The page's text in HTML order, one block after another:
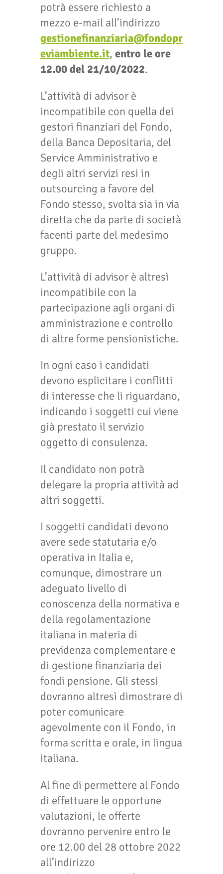
potrà essere richiesto a
mezzo e-mail all’indirizzo
gestionefinanziaria@fondopr
eviambiente.it, entro le ore
12.00 del 21/10/2022.
L’attività di advisor è
incompatibile con quella dei
gestori finanziari del Fondo,
della Banca Depositaria, del
Service Amministrativo e
degli altri servizi resi in
outsourcing a favore del
Fondo stesso, svolta sia in via
diretta che da parte di società
facenti parte del medesimo
gruppo.
L’attività di advisor è altresì
incompatibile con la
partecipazione agli organi di
amministrazione e controllo
di altre forme pensionistiche.
In ogni caso i candidati
devono esplicitare i conflitti
di interesse che li riguardano,
indicando i soggetti cui viene
già prestato il servizio
oggetto di consulenza.
Il candidato non potrà
delegare la propria attività ad
altri soggetti.
I soggetti candidati devono
avere sede statutaria e/o
operativa in Italia e,
comunque, dimostrare un
adeguato livello di
conoscenza della normativa e
della regolamentazione
italiana in materia di
previdenza complementare e
di gestione finanziaria dei
fondi pensione. Gli stessi
dovranno altresì dimostrare di
poter comunicare
agevolmente con il Fondo, in
forma scritta e orale, in lingua
italiana.
Al fine di permettere al Fondo
di effettuare le opportune
valutazioni, le offerte
dovranno pervenire entro le
ore 12.00 del 28 ottobre 2022
all’indirizzo